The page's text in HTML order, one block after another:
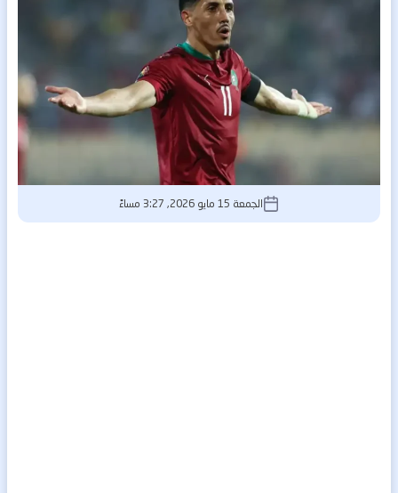
الجمعة 15 مايو 2026, 3:27 مساءً